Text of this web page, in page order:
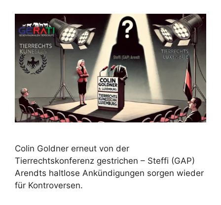
Colin Goldner erneut von der
Tierrechtskonferenz gestrichen – Steffi (GAP)
Arendts haltlose Ankündigungen sorgen wieder
für Kontroversen.